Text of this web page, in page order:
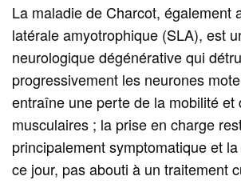
La maladie de Charcot, également
latérale amyotrophique (SLA), est
neurologique dégénérative qui
progressivement les neurones
entraîne une perte de la mobilité et
musculaires ; la prise en charge
principalement symptomatique et la
ce jour, pas abouti à un traitement